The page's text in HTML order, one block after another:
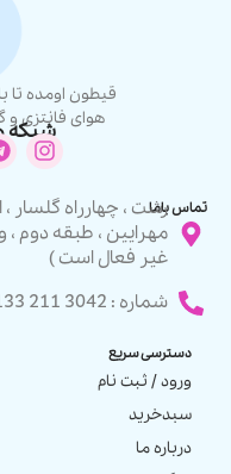
قیطون اومده تا
هوای فانتزی و
شبکه
تماس بامارشت ، چهارراه گلسار
مهرایین ، طبقه دوم
غیر فعال است )
شماره : 3042 211 0133
دسترسی سریع
ورود / ثبت نام
سبدخرید
درباره ما